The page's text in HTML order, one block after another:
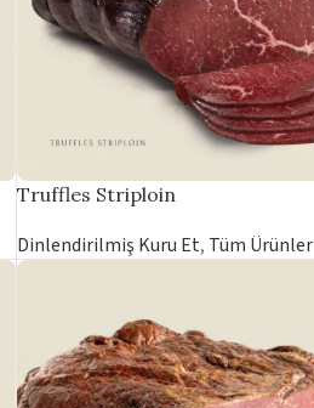
Truffles Striploin
Dinlendirilmiş Kuru Et, Tüm Ürünler